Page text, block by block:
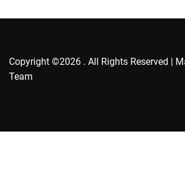
Copyright ©2026 . All Rights Reserved |
Team